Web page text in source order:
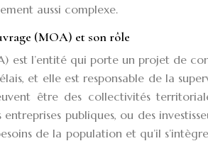
aussi complexe.
(MOA) et son rôle
est l’entité qui porte un projet de
et elle est responsable de la
être des collectivités
publiques, ou des
de la population et qu’il